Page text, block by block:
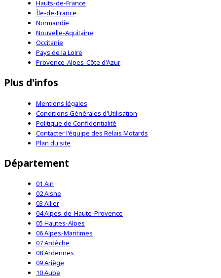
Hauts-de-France
Île-de-France
Normandie
Nouvelle-Aquitaine
Occitanie
Pays de la Loire
Provence-Alpes-Côte d'Azur
Plus d'infos
Mentions légales
Conditions Générales d'Utilisation
Politique de Confidentialité
Contacter l'équipe des Relais Motards
Plan du site
Département
01 Ain
02 Aisne
03 Allier
04 Alpes-de-Haute-Provence
05 Hautes-Alpes
06 Alpes-Maritimes
07 Ardèche
08 Ardennes
09 Ariège
10 Aube